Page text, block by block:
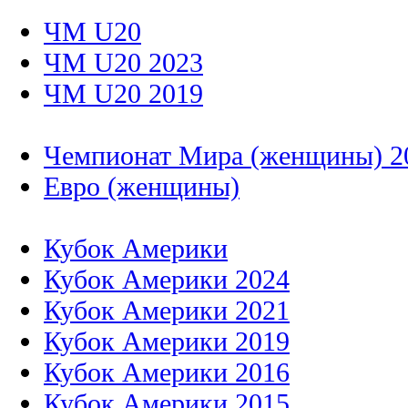
ЧМ U20
ЧМ U20 2023
ЧМ U20 2019
Чемпионат Мира (женщины)
Евро (женщины)
Кубок Америки
Кубок Америки 2024
Кубок Америки 2021
Кубок Америки 2019
Кубок Америки 2016